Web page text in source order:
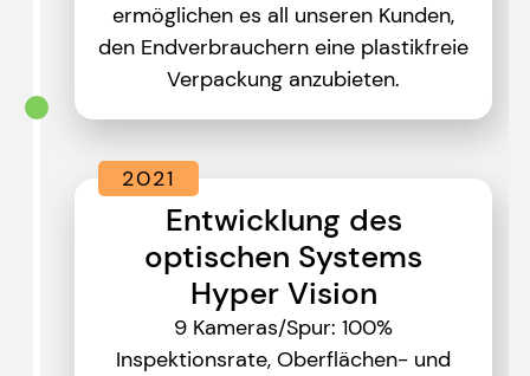
ermöglichen es all unseren Kunden,
den Endverbrauchern eine plastikfreie
Verpackung anzubieten.
2021
Entwicklung des
optischen Systems
Hyper Vision
9 Kameras/Spur: 100%
Inspektionsrate, Oberflächen- und